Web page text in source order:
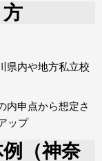
県内や地方私立校
内申点から想定さ
ップ
2〜3校考えておく
（神奈